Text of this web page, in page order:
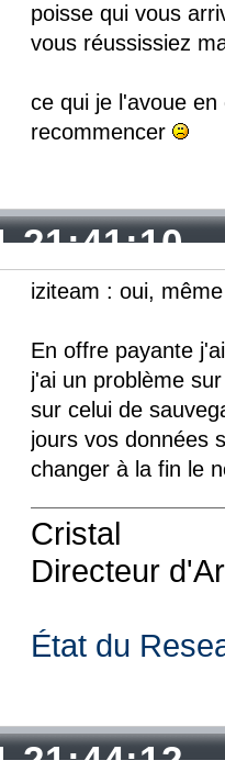
poisse qui vous
vous réussissiez
ce qui je l'avoue
recommencer
21:41:10
iziteam : oui,
En offre payante
j'ai un problème
sur celui de
jours vos données
changer à la fin le
Cristal
Directeur
État du
21:44:12